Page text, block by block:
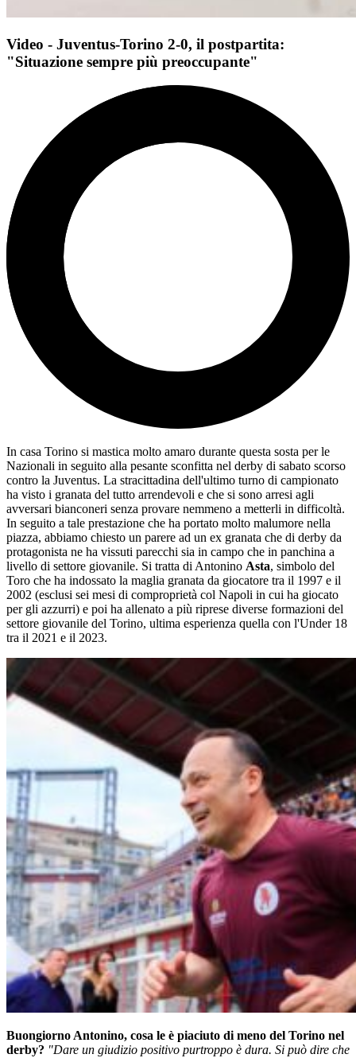
Video - Juventus-Torino 2-0, il postpartita:
"Situazione sempre più preoccupante"
In casa Torino si mastica molto amaro durante questa sosta per le
Nazionali in seguito alla pesante sconfitta nel derby di sabato scorso
contro la Juventus. La stracittadina dell'ultimo turno di campionato
ha visto i granata del tutto arrendevoli e che si sono arresi agli
avversari bianconeri senza provare nemmeno a metterli in difficoltà.
In seguito a tale prestazione che ha portato molto malumore nella
piazza, abbiamo chiesto un parere ad un ex granata che di derby da
protagonista ne ha vissuti parecchi sia in campo che in panchina a
livello di settore giovanile. Si tratta di Antonino Asta, simbolo del
Toro che ha indossato la maglia granata da giocatore tra il 1997 e il
2002 (esclusi sei mesi di comproprietà col Napoli in cui ha giocato
per gli azzurri) e poi ha allenato a più riprese diverse formazioni del
settore giovanile del Torino, ultima esperienza quella con l'Under 18
tra il 2021 e il 2023.
Buongiorno Antonino, cosa le è piaciuto di meno del Torino nel
derby? "Dare un giudizio positivo purtroppo è dura. Si può dire che